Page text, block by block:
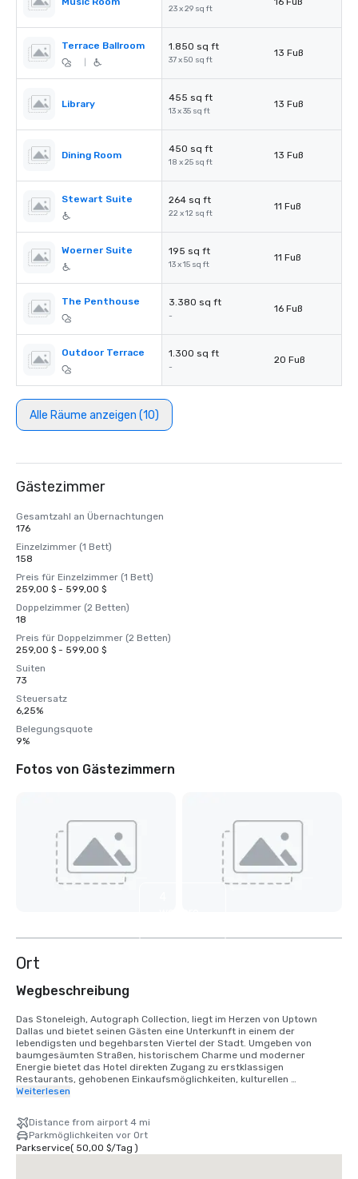
23 x 29 sq ft
Terrace Ballroom 1.850 sq ft
37 x 50 sq ft
13 Fuß
Library
455 sq ft
13 x 35 sq ft
13 Fuß
Dining Room
450 sq ft
18 x 25 sq ft
13 Fuß
Stewart Suite 264 sq ft
22 x 12 sq ft
11 Fuß
Woerner Suite 195 sq ft
13 x 15 sq ft
11 Fuß
The Penthouse 3.380 sq ft
-
16 Fuß
Outdoor Terrace 1.300 sq ft
-
20 Fuß
Alle Räume anzeigen (10)
Gästezimmer
Gesamtzahl an Übernachtungen
176
Einzelzimmer (1 Bett)
158
Preis für Einzelzimmer (1 Bett)
259,00 $ - 599,00 $
Doppelzimmer (2 Betten)
18
Preis für Doppelzimmer (2 Betten)
259,00 $ - 599,00 $
Suiten
73
Steuersatz
6,25%
Belegungsquote
9%
Fotos von Gästezimmern
Ort
Wegbeschreibung
Das Stoneleigh, Autograph Collection, liegt im Herzen von Uptown
Dallas und bietet seinen Gästen eine Unterkunft in einem der
lebendigsten und begehbarsten Viertel der Stadt. Umgeben von
baumgesäumten Straßen, historischem Charme und moderner
Energie bietet das Hotel direkten Zugang zu erstklassigen
Restaurants, gehobenen Einkaufsmöglichkeiten, kulturellen
Sehenswürdigkeiten und malerischen Außenbereichen. Nur wenige
erkunden, der kilometerlange, wunderschön gepflegte Wanderwege
bietet, die sich perfekt zum Wandern, Laufen oder Radfahren eignen.
Zu den Sehenswürdigkeiten in der Nähe gehören das Dallas Museum
of Art, das Nasher Sculpture Center, das NorthPark Center und das
Weiterlesen
Distance from airport 4 mi
Parkmöglichkeiten vor Ort
Parkservice( 50,00 $/Tag )